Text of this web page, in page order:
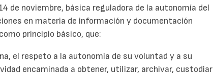
de noviembre, básica reguladora de la autonomía del
en materia de información y documentación
principio básico, que:
el respeto a la autonomía de su voluntad y a su
encaminada a obtener, utilizar, archivar, custodiar